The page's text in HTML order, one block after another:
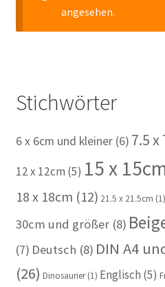
angesehen.
Stichwörter
6 x 6cm und kleiner(6) 7.5 x
12 x 12cm (5) 15 x
18 x 18cm (12) 21.5 x 21.5cm (1)
30cm und größer(8)
(7) Deutsch (8) DIN A4
(26) Dinosaurier(1) Englisch (5)